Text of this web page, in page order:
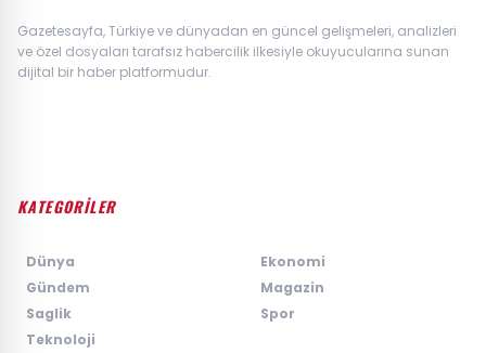
Gazetesayfa, Türkiye ve dünyadan en güncel gelişmeleri, analizleri
ve özel dosyaları tarafsız habercilik ilkesiyle okuyucularına sunan
dijital bir haber platformudur.
KATEGORİLER
Dünya
Ekonomi
Gündem
Magazin
Saglik
Spor
Teknoloji